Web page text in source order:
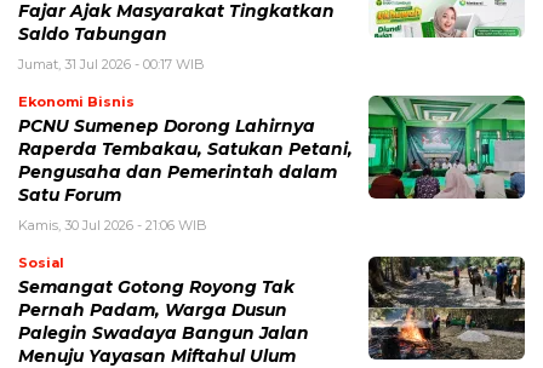
Fajar Ajak Masyarakat Tingkatkan
Saldo Tabungan
Jumat, 31 Jul 2026 - 00:17 WIB
Ekonomi Bisnis
PCNU Sumenep Dorong Lahirnya
Raperda Tembakau, Satukan Petani,
Pengusaha dan Pemerintah dalam
Satu Forum
Kamis, 30 Jul 2026 - 21:06 WIB
Sosial
Semangat Gotong Royong Tak
Pernah Padam, Warga Dusun
Palegin Swadaya Bangun Jalan
Menuju Yayasan Miftahul Ulum